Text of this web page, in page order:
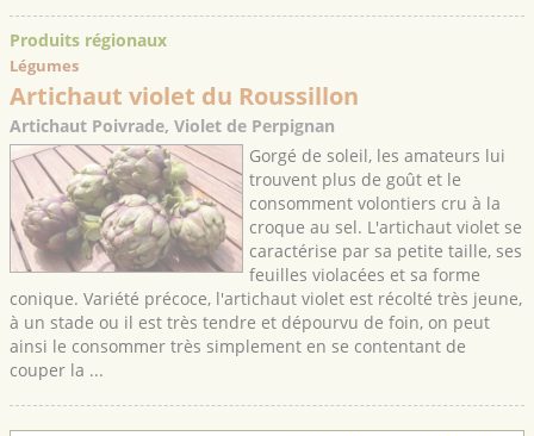
Produits régionaux
Légumes
Artichaut violet du Roussillon
Artichaut Poivrade, Violet de Perpignan
Gorgé de soleil, les amateurs lui
trouvent plus de goût et le
consomment volontiers cru à la
croque au sel. L'artichaut violet se
caractérise par sa petite taille, ses
feuilles violacées et sa forme
conique. Variété précoce, l'artichaut violet est récolté très jeune,
à un stade ou il est très tendre et dépourvu de foin, on peut
ainsi le consommer très simplement en se contentant de
couper la ...